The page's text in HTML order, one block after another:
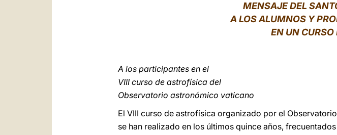
MENSAJE DEL
A LOS ALUMNOS Y
EN UN
A los participantes en el
VIII curso de astrofísica del
Observatorio astronómico vaticano
El VIII curso de astrofísica organizado por el
se han realizado en los últimos quince años,